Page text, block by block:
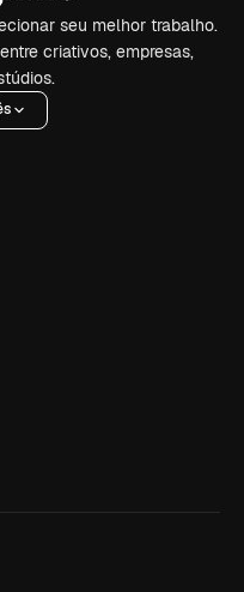
seu melhor trabalho.
criativos, empresas,